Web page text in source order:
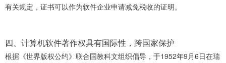
有关规定，证书可以作为软件企业申请减免税收的证明。
四、计算机软件著作权具有国际性，跨国家保护
根据《世界版权公约》联合国教科文组织倡导，于1952年9月6日在瑞